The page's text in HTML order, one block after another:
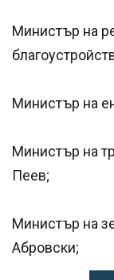
Министър на
Министър на
Министър на
Пеев;
Министър на
Абровски;